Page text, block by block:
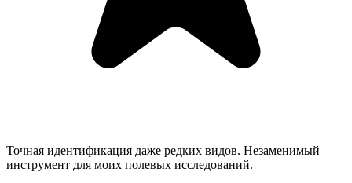
Точная идентификация даже редких видов. Незаменимый
инструмент для моих полевых исследований.